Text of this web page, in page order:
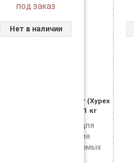
под заказ
Нет в наличии
Ксайпекс Патч Плаг (Xypex
Patch'n Plug), 9,1 кг
Применяется для
формирования
водонепроницаемых